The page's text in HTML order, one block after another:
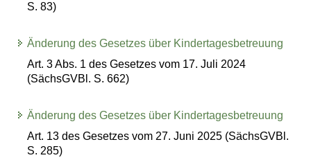
S. 83)
Änderung des Gesetzes über Kindertagesbetreuung
Art. 3 Abs. 1 des Gesetzes vom 17. Juli 2024
(SächsGVBl. S. 662)
Änderung des Gesetzes über Kindertagesbetreuung
Art. 13 des Gesetzes vom 27. Juni 2025 (SächsGVBl.
S. 285)